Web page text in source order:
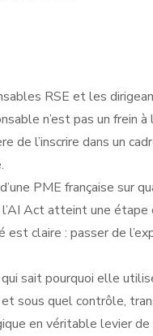
RSE et les
n’est pas un frein à
de l’inscrire dans un
PME française sur
l’AI Act atteint une étape
est claire : passer de
sait pourquoi elle
sous quel contrôle,
en véritable levier de